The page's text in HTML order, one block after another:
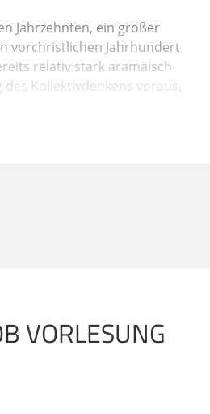
Jahrzehnten, ein großer
vorchristlichen Jahrhundert
relativ stark aramäisch
Kollektivdenkens voraus,
es eine sehr wichtige Zäsur.
der Text exilisch oder ist der
die anschließende
Einschnitt. Aus
Man kann auch
VORLESUNG